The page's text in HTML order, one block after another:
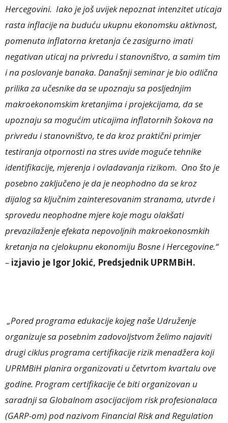
Hercegovini. Iako je još uvijek nepoznat intenzitet uticaja
rasta inflacije na buduću ukupnu ekonomsku aktivnost,
pomenuta inflatorna kretanja će zasigurno imati
negativan uticaj na privredu i stanovništvo, a samim tim
i na poslovanje banaka. Današnji seminar je bio odlična
prilika za učesnike da se upoznaju sa posljednjim
makroekonomskim kretanjima i projekcijama, da se
upoznaju sa mogućim uticajima inflatornih šokova na
privredu i stanovništvo, te da kroz praktični primjer
testiranja otpornosti na stres uvide moguće tehnike
identifikacije, mjerenja i ovladavanja rizikom. Ono što je
posebno zaključeno je da je neophodno da se kroz
dijalog sa ključnim zainteresovanim stranama, utvrde i
sprovedu neophodne mjere koje mogu olakšati
prevazilaženje efekata nepovoljnih makroekonosmkih
kretanja na cjelokupnu ekonomiju Bosne i Hercegovine.“
– izjavio je Igor Jokić, Predsjednik UPRMBiH.
„Pored programa edukacije kojeg naše Udruženje
organizuje sa posebnim zadovoljstvom želimo najaviti
drugi ciklus programa certifikacije rizik menadžera koji
UPRMBiH planira organizovati u četvrtom kvartalu ove
godine. Program certifikacije će biti organizovan u
saradnji sa Globalnom asocijacijom risk profesionalaca
(GARP-om) pod nazivom Financial Risk and Regulation